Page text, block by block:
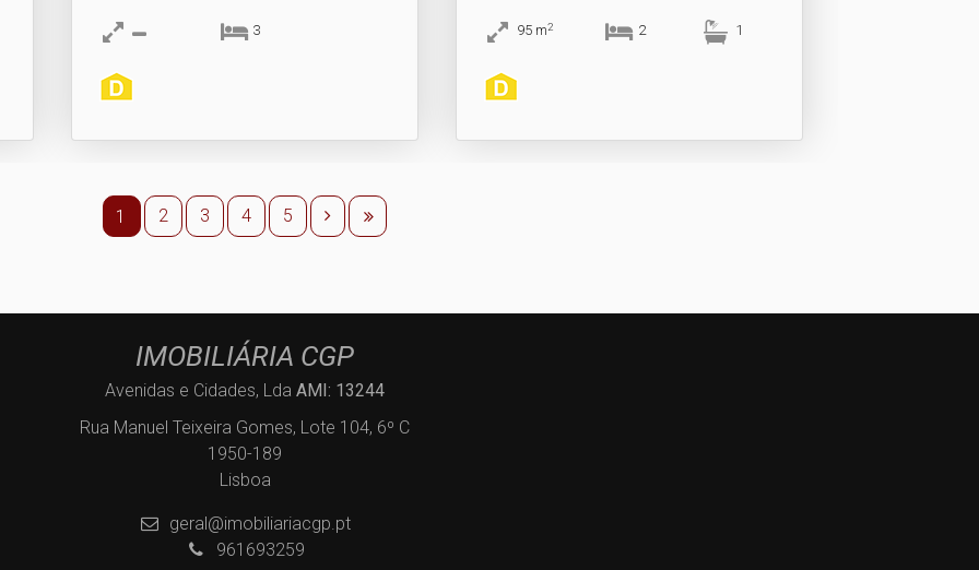
3 95 m2 2 1
1 2 3 4 5
IMOBILIÁRIA CGP
Avenidas e Cidades, Lda AMI: 13244
Rua Manuel Teixeira Gomes, Lote 104, 6º C
1950-189
Lisboa
geral@imobiliariacgp.pt
961693259